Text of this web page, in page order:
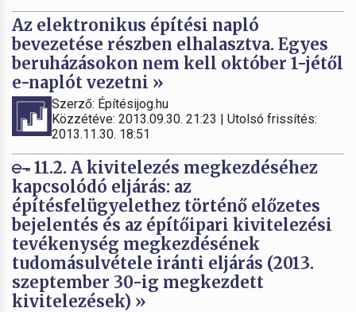
Az elektronikus építési napló
bevezetése részben elhalasztva. Egyes
beruházásokon nem kell október 1-jétől
e-naplót vezetni »
Szerző: Építésijog.hu
Közzétéve: 2013.09.30. 21:23 | Utolsó frissítés:
2013.11.30. 18:51
11.2. A kivitelezés megkezdéséhez
kapcsolódó eljárás: az
építésfelügyelethez történő előzetes
bejelentés és az építőipari kivitelezési
tevékenység megkezdésének
tudomásulvétele iránti eljárás (2013.
szeptember 30-ig megkezdett
kivitelezések) »